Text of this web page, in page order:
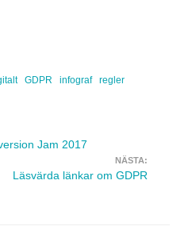
GDPR infograf regler
Jam 2017
NÄSTA:
Läsvärda länkar om GDPR